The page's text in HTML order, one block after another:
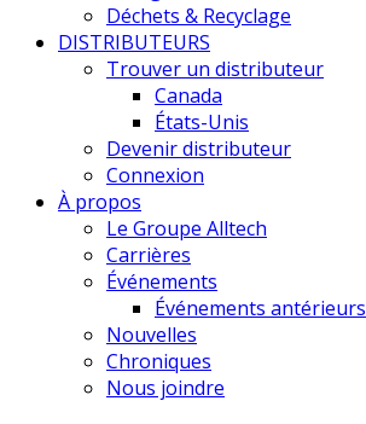
Déchets & Recyclage
DISTRIBUTEURS
Trouver un distributeur
Canada
États-Unis
Devenir distributeur
Connexion
À propos
Le Groupe Alltech
Carrières
Événements
Événements antérieurs
Nouvelles
Chroniques
Nous joindre